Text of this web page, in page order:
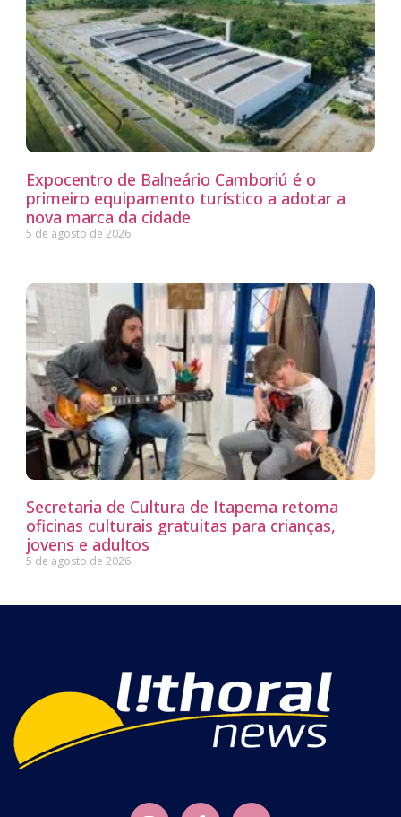
Expocentro de Balneário Camboriú é o
primeiro equipamento turístico a adotar a
nova marca da cidade
5 de agosto de 2026
Secretaria de Cultura de Itapema retoma
oficinas culturais gratuitas para crianças,
jovens e adultos
5 de agosto de 2026